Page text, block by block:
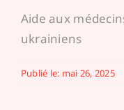
Aide aux
ukrainiens
Publié le: mai 26, 2025